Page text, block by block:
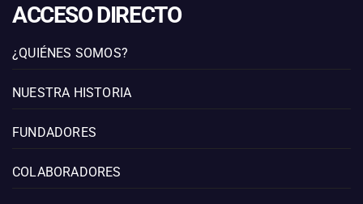
ACCESO DIRECTO
¿QUIÉNES SOMOS?
NUESTRA HISTORIA
FUNDADORES
COLABORADORES